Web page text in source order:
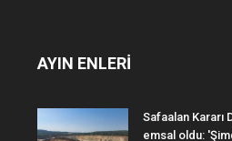
AYIN ENLERİ
Safaalan Kararı
emsal oldu: